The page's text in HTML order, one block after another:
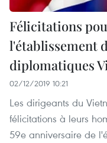
Félicitations
l'établissement
diplomatiques
02/12/2019 10:21
Les dirigeants du
félicitations à leurs
59e anniversaire de